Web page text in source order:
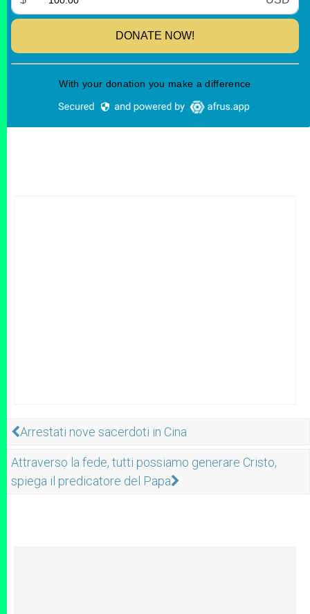
Arrestati nove sacerdoti in Cina
Attraverso la fede, tutti possiamo generare Cristo,
spiega il predicatore del Papa